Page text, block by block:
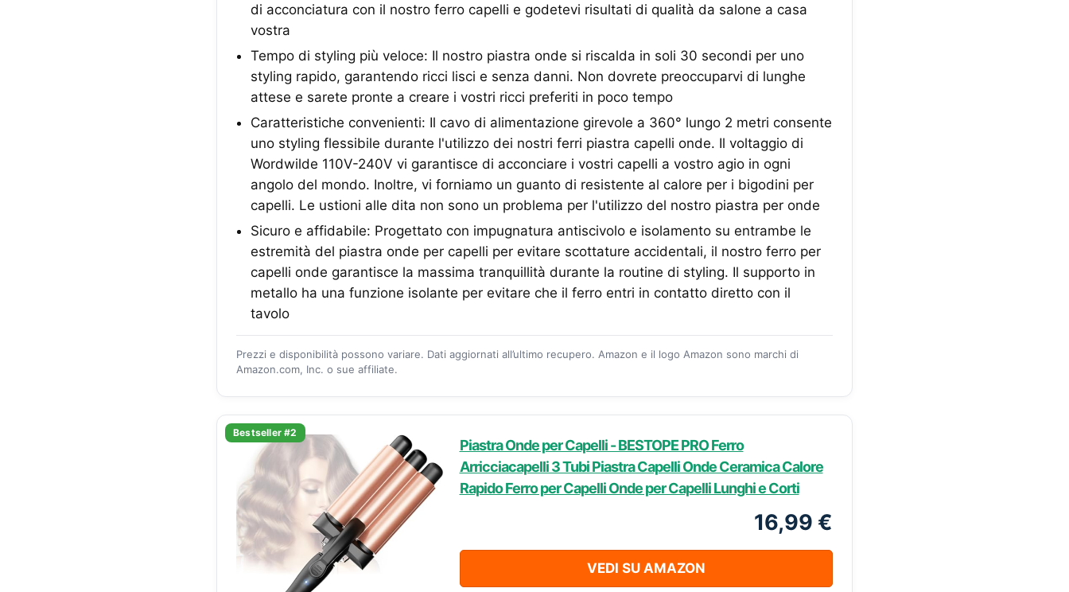
di acconciatura con il nostro ferro capelli e godetevi risultati di qualità da salone a casa
vostra
Tempo di styling più veloce: Il nostro piastra onde si riscalda in soli 30 secondi per uno
styling rapido, garantendo ricci lisci e senza danni. Non dovrete preoccuparvi di lunghe
attese e sarete pronte a creare i vostri ricci preferiti in poco tempo
Caratteristiche convenienti: Il cavo di alimentazione girevole a 360° lungo 2 metri consente
uno styling flessibile durante l'utilizzo dei nostri ferri piastra capelli onde. Il voltaggio di
Wordwilde 110V-240V vi garantisce di acconciare i vostri capelli a vostro agio in ogni
angolo del mondo. Inoltre, vi forniamo un guanto di resistente al calore per i bigodini per
capelli. Le ustioni alle dita non sono un problema per l'utilizzo del nostro piastra per onde
Sicuro e affidabile: Progettato con impugnatura antiscivolo e isolamento su entrambe le
estremità del piastra onde per capelli per evitare scottature accidentali, il nostro ferro per
capelli onde garantisce la massima tranquillità durante la routine di styling. Il supporto in
metallo ha una funzione isolante per evitare che il ferro entri in contatto diretto con il
tavolo
Prezzi e disponibilità possono variare. Dati aggiornati all’ultimo recupero. Amazon e il logo Amazon sono marchi di
Amazon.com, Inc. o sue affiliate.
Bestseller #2
Piastra Onde per Capelli - BESTOPE PRO Ferro
Arricciacapelli 3 Tubi Piastra Capelli Onde Ceramica Calore
Rapido Ferro per Capelli Onde per Capelli Lunghi e Corti
16,99 €
VEDI SU AMAZON